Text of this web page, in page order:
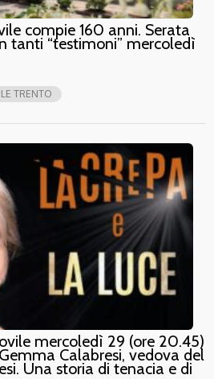
compie 160 anni. Serata
tanti “testimoni” mercoledì
TRENTO
mercoledì 29 (ore 20.45)
Calabresi, vedova del
Una storia di tenacia e di